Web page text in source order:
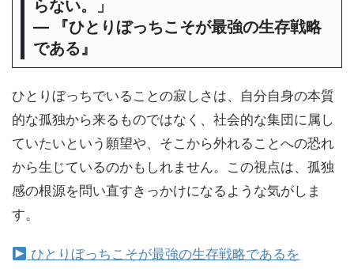
らない。」
― 『ひとりぼっちこそが最強の生存戦略
である』
ひとりぼっちでいることの寂しさは、自分自身の本質
的な孤独から来るものではなく、社会的な集団に属し
ていたいという願望や、そこから外れることへの恐れ
から生じているのかもしれません。この視点は、孤独
感の根源を問い直すきっかけになるような気がしま
す。
ひとりぼっちこそが最強の生存戦略であるを